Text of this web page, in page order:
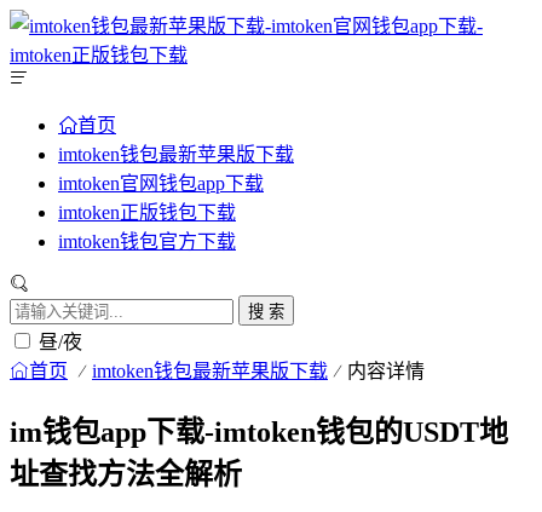
首页
imtoken钱包最新苹果版下载
imtoken官网钱包app下载
imtoken正版钱包下载
imtoken钱包官方下载
搜 索
昼/夜
首页 imtoken钱包最新苹果版下载 内容详情
im钱包app下载-imtoken钱包的USDT地
址查找方法全解析